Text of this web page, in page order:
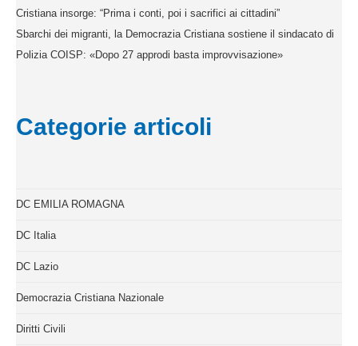
Cristiana insorge: “Prima i conti, poi i sacrifici ai cittadini”
Sbarchi dei migranti, la Democrazia Cristiana sostiene il sindacato di
Polizia COISP: «Dopo 27 approdi basta improvvisazione»
Categorie articoli
DC EMILIA ROMAGNA
DC Italia
DC Lazio
Democrazia Cristiana Nazionale
Diritti Civili